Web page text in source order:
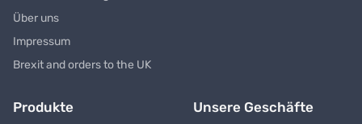
Über uns
Impressum
Brexit and orders to the UK
Produkte Unsere Geschäfte